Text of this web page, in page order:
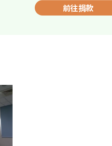
前往捐款